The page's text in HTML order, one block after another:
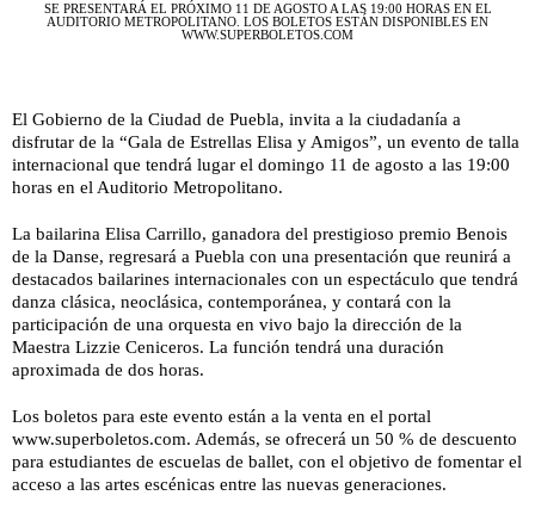
SE PRESENTARÁ EL PRÓXIMO 11 DE AGOSTO A LAS 19:00 HORAS EN EL
AUDITORIO METROPOLITANO. LOS BOLETOS ESTÁN DISPONIBLES EN
WWW.SUPERBOLETOS.COM
El Gobierno de la Ciudad de Puebla, invita a la ciudadanía a
disfrutar de la “Gala de Estrellas Elisa y Amigos”, un evento de talla
internacional que tendrá lugar el domingo 11 de agosto a las 19:00
horas en el Auditorio Metropolitano.
La bailarina Elisa Carrillo, ganadora del prestigioso premio Benois
de la Danse, regresará a Puebla con una presentación que reunirá a
destacados bailarines internacionales con un espectáculo que tendrá
danza clásica, neoclásica, contemporánea, y contará con la
participación de una orquesta en vivo bajo la dirección de la
Maestra Lizzie Ceniceros. La función tendrá una duración
aproximada de dos horas.
Los boletos para este evento están a la venta en el portal
www.superboletos.com. Además, se ofrecerá un 50 % de descuento
para estudiantes de escuelas de ballet, con el objetivo de fomentar el
acceso a las artes escénicas entre las nuevas generaciones.